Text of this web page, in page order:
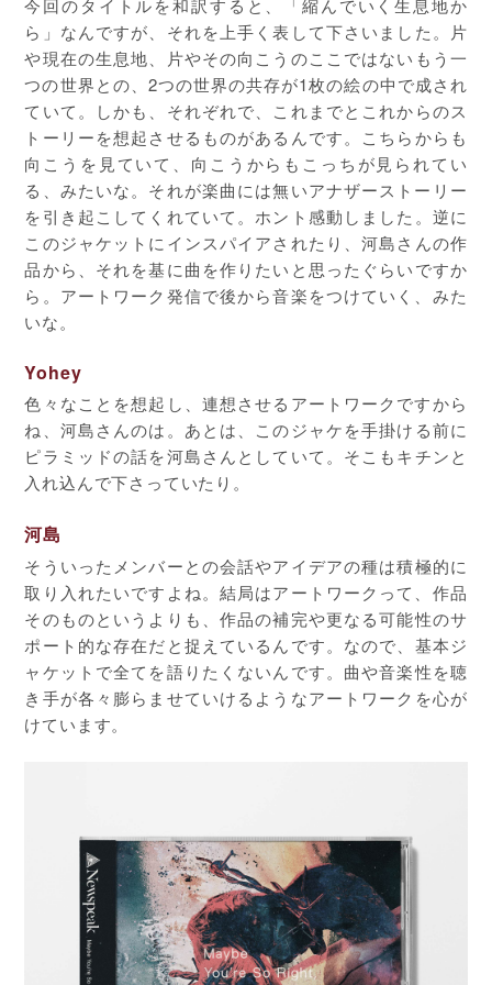
ら」なんですが、それを上手く表して下さいました。片
や現在の生息地、片やその向こうのここではないもう一
つの世界との、2つの世界の共存が1枚の絵の中で成され
ていて。しかも、それぞれで、これまでとこれからのス
トーリーを想起させるものがあるんです。こちらからも
向こうを見ていて、向こうからもこっちが見られてい
る、みたいな。それが楽曲には無いアナザーストーリー
を引き起こしてくれていて。ホント感動しました。逆に
このジャケットにインスパイアされたり、河島さんの作
品から、それを基に曲を作りたいと思ったぐらいですか
ら。アートワーク発信で後から音楽をつけていく、みた
いな。
Yohey
色々なことを想起し、連想させるアートワークですから
ね、河島さんのは。あとは、このジャケを手掛ける前に
ピラミッドの話を河島さんとしていて。そこもキチンと
入れ込んで下さっていたり。
河島
そういったメンバーとの会話やアイデアの種は積極的に
取り入れたいですよね。結局はアートワークって、作品
そのものというよりも、作品の補完や更なる可能性のサ
ポート的な存在だと捉えているんです。なので、基本ジ
ャケットで全てを語りたくないんです。曲や音楽性を聴
き手が各々膨らませていけるようなアートワークを心が
けています。